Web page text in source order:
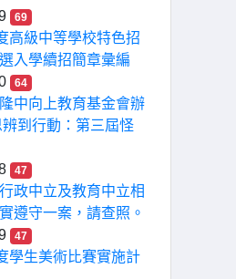
69
高級中等學校特色招
入學續招簡章彙編
64
中向上教育基金會辦
到行動：第三屆怪
47
政中立及教育中立相
遵守一案，請查照。
47
學生美術比賽實施計